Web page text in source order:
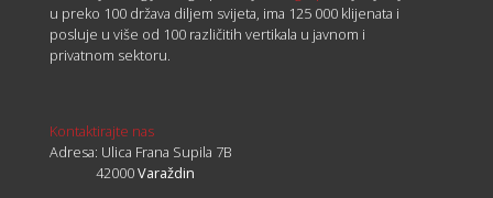
u preko 100 država diljem svijeta, ima 125 000 klijenata i
posluje u više od 100 različitih vertikala u javnom i
privatnom sektoru.
Kontaktirajte nas
Adresa: Ulica Frana Supila 7B
42000Varaždin